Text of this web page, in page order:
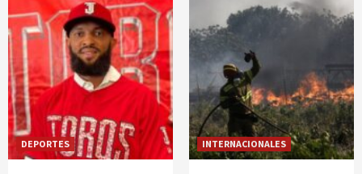
DEPORTES INTERNACIONALES